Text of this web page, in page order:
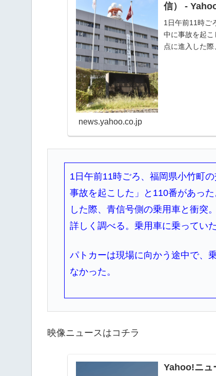
信） -
1日午前11時ご
中に事故を起
点に進入した
news.yahoo.co.jp
1日午前11時ごろ、福岡県小竹町
事故を起こした」と110番があっ
した際、青信号側の乗用車と衝突
詳しく調べる。乗用車に乗ってい
パトカーは現場に向かう途中で、
なかった。
映像ニュースはコチラ
Yahoo!ニュ